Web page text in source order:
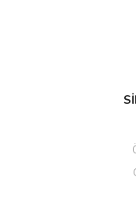
Ürün
Ürün bilgilerinde
Ürün fiyatı diğer
Bu ürüne benzer